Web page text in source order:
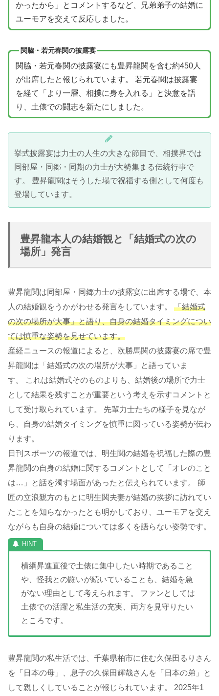
かったから」とコメントするなど、兄弟弟子の結婚に
ユーモアを交えて反応しました。
関脇・若元春関の披露宴
関脇・若元春関の披露宴にも豊昇龍関を含む約450人
が出席したと報じられています。 若元春関は披露宴
を経て「より一層、相撲に身を入れる」と決意を語
り、土俵での闘志を新たにしました。
挙式披露宴は力士の人生の大きな節目で、相撲界では
同部屋・同郷・同期の力士が大勢集まる伝統行事で
す。 豊昇龍関はそうした場で祝福する側として何度も
登場しています。
豊昇龍本人の結婚観と「結婚式の次の
場所」発言
豊昇龍関は同部屋・同郷力士の披露宴に出席する場で、本
人の結婚観をうかがわせる発言をしています。 「結婚式
の次の場所が大事」と語り、自身の結婚タイミングについ
ては慎重な姿勢を見せています。
産経ニュースの報道によると、欧勝馬関の披露宴の席で豊
昇龍関は「結婚式の次の場所が大事」と語っていま
す。 これは結婚式そのものよりも、結婚後の場所で力士
として結果を残すことが重要という考えを示すコメントと
して受け取られています。 先輩力士たちの様子を見なが
ら、自身の結婚タイミングを慎重に図っている姿勢が伝わ
ります。
日刊スポーツの報道では、明生関の結婚を祝福した際の豊
昇龍関の自身の結婚に関するコメントとして「オレのこと
は…」と話を濁す場面があったと伝えられています。 師
匠の立浪親方のもとに明生関夫妻が結婚の挨拶に訪れてい
たことを知らなかったとも明かしており、ユーモアを交え
ながらも自身の結婚については多くを語らない姿勢です。
横綱昇進直後で土俵に集中したい時期であること
や、怪我との闘いが続いていることも、結婚を急
がない理由として考えられます。 ファンとしては
土俵での活躍と私生活の充実、両方を見守りたい
ところです。
豊昇龍関の私生活では、千葉県柏市に住む久保田るりさん
を「日本の母」、息子の久保田輝哉さんを「日本の弟」と
して親しくしていることが報じられています。 2025年1